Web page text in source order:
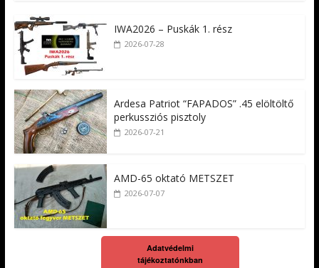
IWA2026 – Puskák 1. rész
2026-07-28
Ardesa Patriot “FAPADOS” .45 elöltöltő
perkussziós pisztoly
2026-07-21
AMD-65 oktató METSZET
2026-07-07
Adatvédelmi
tájékoztatónkban